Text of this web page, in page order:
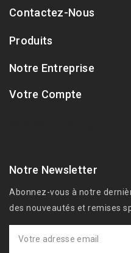
Contactez-Nous
Produits
Notre Entreprise
Votre Compte
Notre Newsletter
Abonnez-vous à notre
des nouveautés et remises